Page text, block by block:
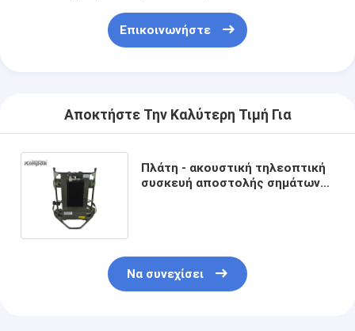
Επικοινωνήστε
Αποκτήστε Την Καλύτερη Τιμή Για
Πλάτη - ακουστική τηλεοπτική
συσκευή αποστολής σημάτων
Να συνεχίσει